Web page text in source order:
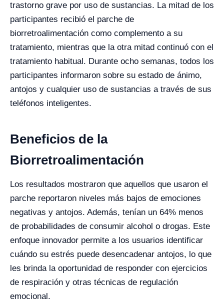
trastorno grave por uso de sustancias. La mitad de los
participantes recibió el parche de
biorretroalimentación como complemento a su
tratamiento, mientras que la otra mitad continuó con el
tratamiento habitual. Durante ocho semanas, todos los
participantes informaron sobre su estado de ánimo,
antojos y cualquier uso de sustancias a través de sus
teléfonos inteligentes.
Beneficios de la
Biorretroalimentación
Los resultados mostraron que aquellos que usaron el
parche reportaron niveles más bajos de emociones
negativas y antojos. Además, tenían un 64% menos
de probabilidades de consumir alcohol o drogas. Este
enfoque innovador permite a los usuarios identificar
cuándo su estrés puede desencadenar antojos, lo que
les brinda la oportunidad de responder con ejercicios
de respiración y otras técnicas de regulación
emocional.